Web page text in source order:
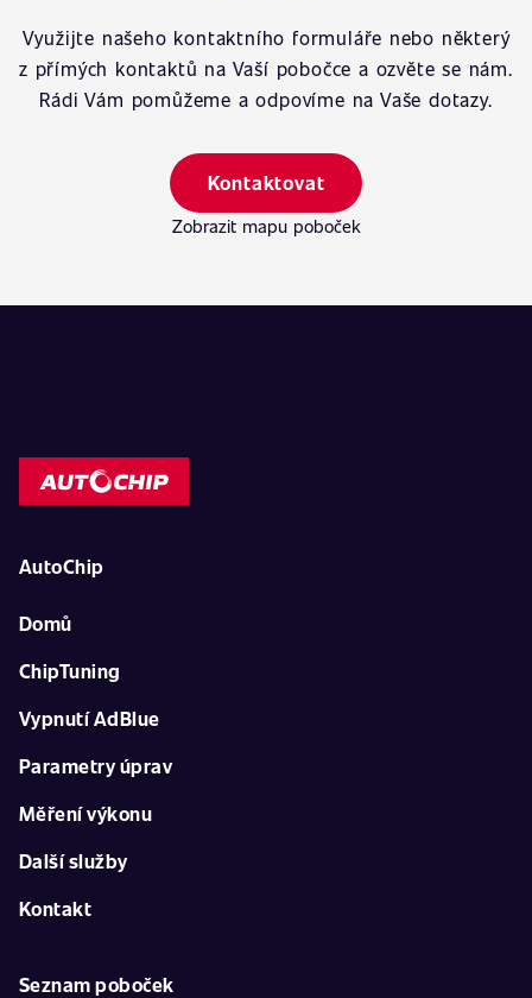
Využijte našeho kontaktního formuláře nebo některý
z přímých kontaktů na Vaší pobočce a ozvěte se nám.
Rádi Vám pomůžeme a odpovíme na Vaše dotazy.
Kontaktovat
Zobrazit mapu poboček
AutoChip
Domů
ChipTuning
Vypnutí AdBlue
Parametry úprav
Měření výkonu
Další služby
Kontakt
Seznam poboček